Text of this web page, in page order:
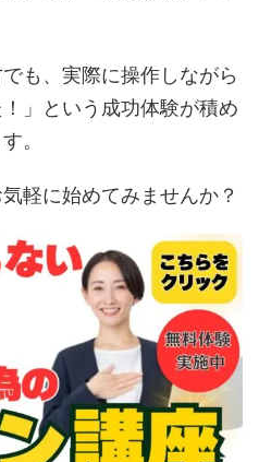
も、実際に操作しながら
」という成功体験が積め
。
軽に始めてみませんか？